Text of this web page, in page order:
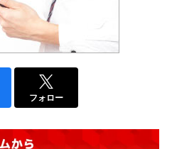
フォロー